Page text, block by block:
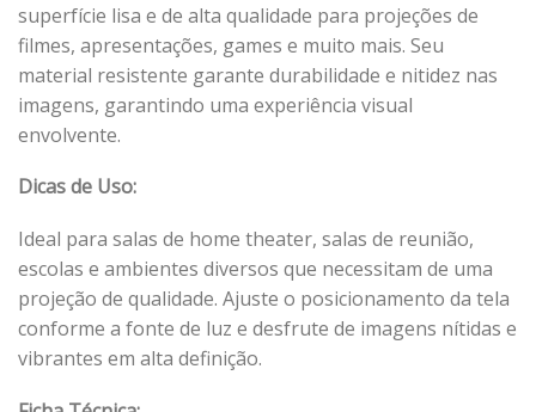
superfície lisa e de alta qualidade para projeções de
filmes, apresentações, games e muito mais. Seu
material resistente garante durabilidade e nitidez nas
imagens, garantindo uma experiência visual
envolvente.
Dicas de Uso:
Ideal para salas de home theater, salas de reunião,
escolas e ambientes diversos que necessitam de uma
projeção de qualidade. Ajuste o posicionamento da tela
conforme a fonte de luz e desfrute de imagens nítidas e
vibrantes em alta definição.